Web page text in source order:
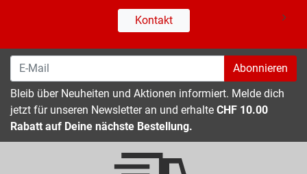
Kontakt
Abonnieren
Bleib über Neuheiten und Aktionen informiert. Melde dich
jetzt für unseren Newsletter an und erhalte CHF 10.00
Rabatt auf Deine nächste Bestellung.